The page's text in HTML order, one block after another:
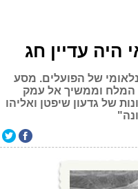
של הפועלים. מסע
וממשיך אל עמק
של גדעון שיפטן ואליהו